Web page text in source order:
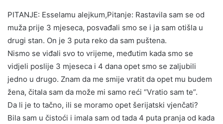
PITANJE: Esselamu alejkum,Pitanje: Rastavila sam se od
muža prije 3 mjeseca, posvađali smo se i ja sam otišla u
drugi stan. On je 3 puta reko da sam puštena.
Nismo se viđali svo to vrijeme, međutim kada smo se
vidjeli poslije 3 mjeseca i 4 dana opet smo se zaljubili
jedno u drugo. Znam da me smije vratit da opet mu budem
žena, čitala sam da može mi samo reći “Vratio sam te”.
Da li je to tačno, ili se moramo opet šerijatski vjenčati?
Bila sam u čistoći i imala sam od tada 4 puta pranja od kada